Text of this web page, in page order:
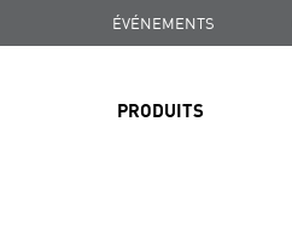
ÉVÉNEMENTS
PRODUITS